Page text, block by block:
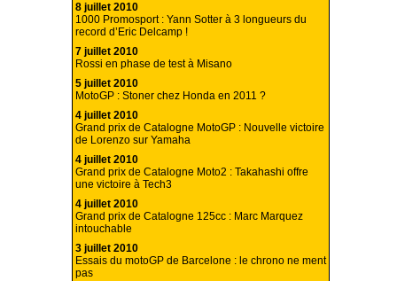
8 juillet 2010
1000 Promosport : Yann Sotter à 3 longueurs du
record d’Eric Delcamp !
7 juillet 2010
Rossi en phase de test à Misano
5 juillet 2010
MotoGP : Stoner chez Honda en 2011 ?
4 juillet 2010
Grand prix de Catalogne MotoGP : Nouvelle victoire
de Lorenzo sur Yamaha
4 juillet 2010
Grand prix de Catalogne Moto2 : Takahashi offre
une victoire à Tech3
4 juillet 2010
Grand prix de Catalogne 125cc : Marc Marquez
intouchable
3 juillet 2010
Essais du motoGP de Barcelone : le chrono ne ment
pas